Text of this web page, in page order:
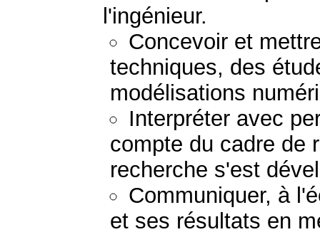
l'ingénieur.
Concevoir et
techniques, des
modélisations
Interpréter avec
compte du cadre de
recherche s'est
Communiquer, à
et ses résultats en